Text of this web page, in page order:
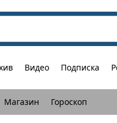
Видео Подписка
Магазин Гороскоп